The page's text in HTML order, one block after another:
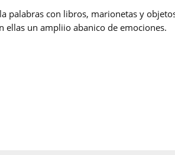
palabras con libros, marionetas y
ellas un ampliio abanico de emociones.